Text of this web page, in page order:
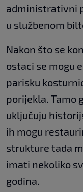
administrativni
u službenom
Nakon što se
ostaci se mogu
parisku
porijekla. Tamo
uključuju
ih mogu
strukture tada
imati nekoliko
godina.